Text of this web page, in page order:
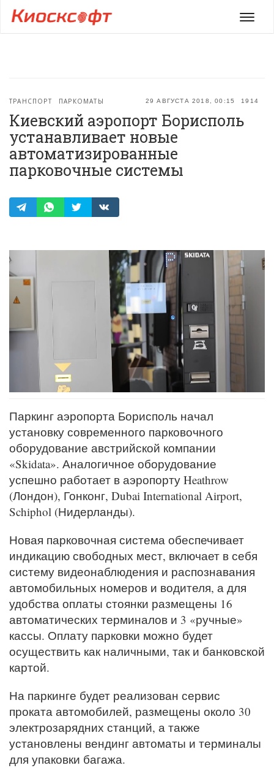
Меню
29 АВГУСТА 2018, 00:15 1914
ТРАНСПОРТ ПАРКОМАТЫ
Киевский аэропорт Борисполь
устанавливает новые
автоматизированные
парковочные системы
Паркинг аэропорта Борисполь начал
установку современного парковочного
оборудование австрийской компании
«Skidata». Аналогичное оборудование
успешно работает в аэропорту Heathrow
(Лондон), Гонконг, Dubai International Airport,
Schiphol (Нидерланды).
Новая парковочная система обеспечивает
индикацию свободных мест, включает в себя
систему видеонаблюдения и распознавания
автомобильных номеров и водителя, а для
удобства оплаты стоянки размещены 16
автоматических терминалов и 3 «ручные»
кассы. Оплату парковки можно будет
осуществить как наличными, так и банковской
картой.
На паркинге будет реализован сервис
проката автомобилей, размещены около 30
электрозарядних станций, а также
установлены вендинг автоматы и терминалы
для упаковки багажа.